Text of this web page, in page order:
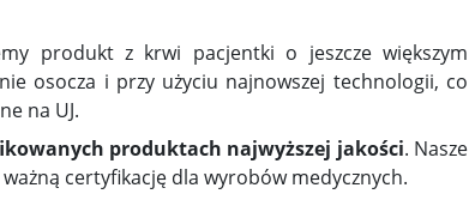
produkt z krwi pacjentki o jeszcze większym
osocza i przy użyciu najnowszej technologii, co
na UJ.
produktach najwyższej jakości. Nasze
certyfikację dla wyrobów medycznych.